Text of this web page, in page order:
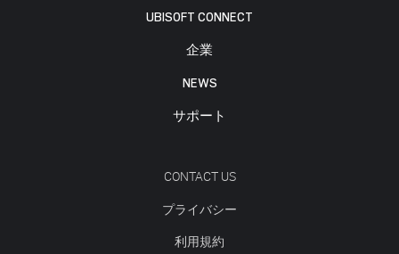
UBISOFT CONNECT
企業
NEWS
サポート
CONTACT US
プライバシー
利用規約